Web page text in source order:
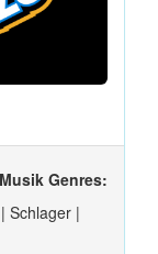
Musik Genres:
Schlager |